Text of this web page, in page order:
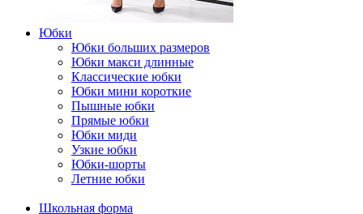
Юбки
Юбки больших размеров
Юбки макси длинные
Классические юбки
Юбки мини короткие
Пышные юбки
Прямые юбки
Юбки миди
Узкие юбки
Юбки-шорты
Летние юбки
Школьная форма